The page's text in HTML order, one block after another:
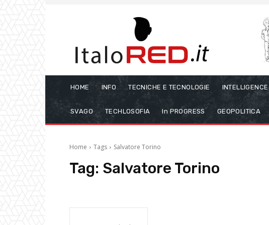
HOME INFO TECNICHE E TECNOLOGIE INTELLIGENCE
SVAGO TECHLOSOFIA In PROGRESS GEOPOLITICA
Home Tags Salvatore Torino
Tag: Salvatore Torino